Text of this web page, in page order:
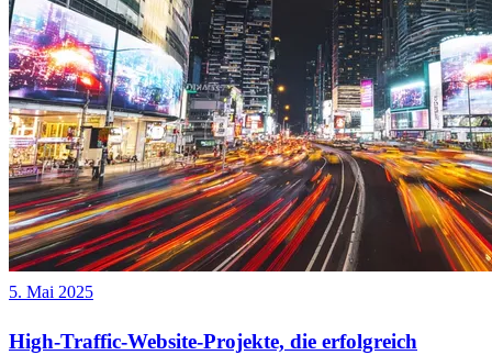
5. Mai 2025
High-Traffic-Website-Projekte, die erfolgreich